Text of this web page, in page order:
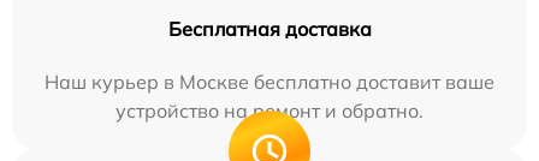
Бесплатная доставка
Наш курьер в Москве бесплатно доставит ваше
устройство на ремонт и обратно.